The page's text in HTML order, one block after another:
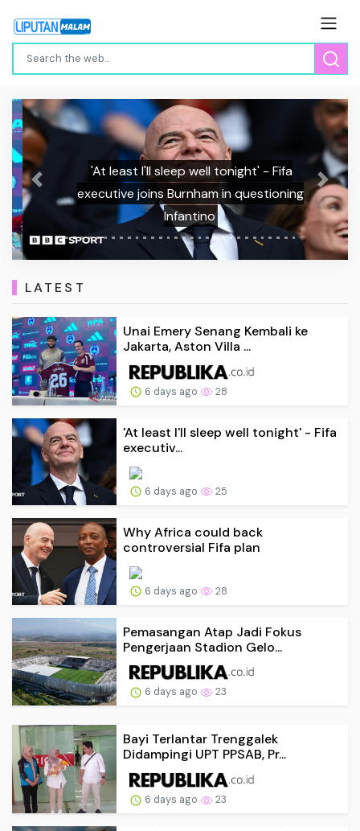
'At least I'll sleep well tonight' - Fifa
executive joins Burnham in questioning
Infantino
Previous Next
LATEST
Unai Emery Senang Kembali ke
Jakarta, Aston Villa ...
6 days ago 28
'At least I'll sleep well tonight' - Fifa
executiv...
6 days ago 25
Why Africa could back
controversial Fifa plan
6 days ago 28
Pemasangan Atap Jadi Fokus
Pengerjaan Stadion Gelo...
6 days ago 23
Bayi Terlantar Trenggalek
Didampingi UPT PPSAB, Pr...
6 days ago 23